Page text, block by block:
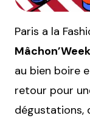
Paris a la
Mâchon’Week
au bien boire
retour pour
dégustations,